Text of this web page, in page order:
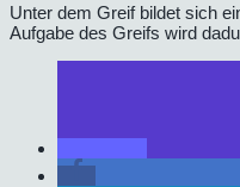
Unter dem Greif bildet sich
Aufgabe des Greifs wird